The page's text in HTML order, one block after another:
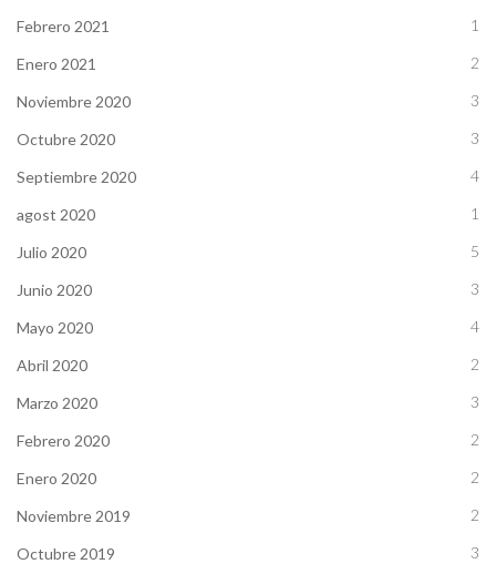
Febrero 2021 1
Enero 2021 2
Noviembre 2020 3
Octubre 2020 3
Septiembre 2020 4
agost 2020 1
Julio 2020 5
Junio 2020 3
Mayo 2020 4
Abril 2020 2
Marzo 2020 3
Febrero 2020 2
Enero 2020 2
Noviembre 2019 2
Octubre 2019 3